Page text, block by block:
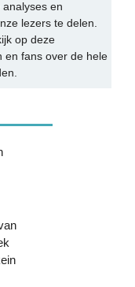
en
lezers te delen.
op deze
en fans over de hele